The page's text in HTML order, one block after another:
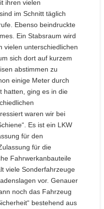
ihren vielen
im Schnitt täglich
Ebenso beindruckte
Ein Stabsraum wird
vielen unterschiedlichen
sich dort auf kurzem
abstimmen zu
einige Meter durch
hatten, ging es in die
waren wir bei
Es ist ein LKW
für den
für die
Fahrwerkanbauteile
viele Sonderfahrzeuge
vor. Genauer
noch das Fahrzeug
bestehend aus